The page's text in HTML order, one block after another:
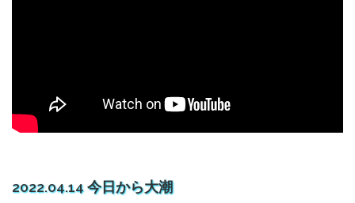
2022.04.14 今日から大潮